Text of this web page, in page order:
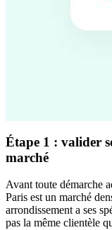
Étape 1 : valider
marché
Avant toute démarche
Paris est un marché
arrondissement a ses
pas la même clientèle